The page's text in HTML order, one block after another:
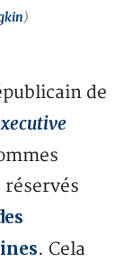
)
de
réservés
. Cela